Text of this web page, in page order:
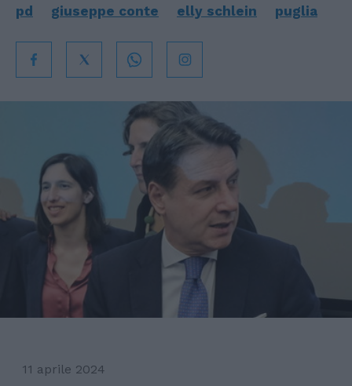
pd giuseppe conte elly schlein puglia
11 aprile 2024